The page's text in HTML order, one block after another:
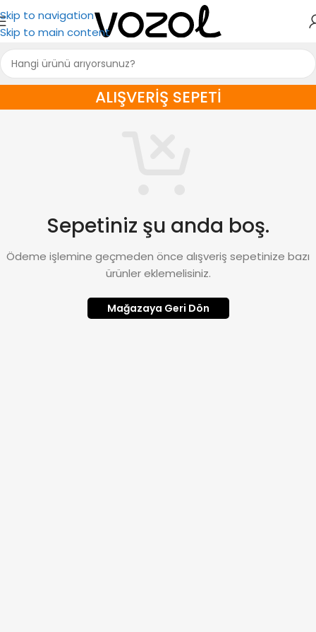
Skip to navigation
Skip to main content
ALIŞVERIŞ SEPETI
Sepetiniz şu anda boş.
Ödeme işlemine geçmeden önce alışveriş sepetinize bazı
ürünler eklemelisiniz.
Mağazaya Geri Dön